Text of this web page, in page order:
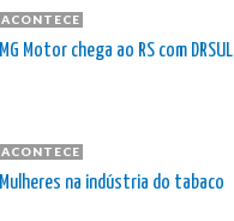
ACONTECE
MG Motor chega ao RS com DRSUL
ACONTECE
Mulheres na indústria do tabaco